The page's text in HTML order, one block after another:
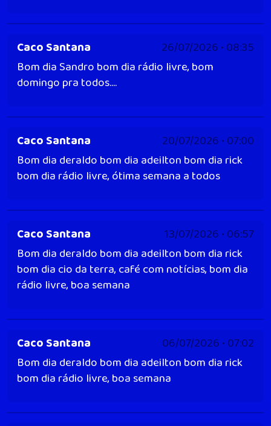
Caco Santana
26/07/2026 • 08:35
Bom dia Sandro bom dia rádio livre, bom
domingo pra todos....
Caco Santana
20/07/2026 • 07:00
Bom dia deraldo bom dia adeilton bom dia rick
bom dia rádio livre, ótima semana a todos
Caco Santana
13/07/2026 • 06:57
Bom dia deraldo bom dia adeilton bom dia rick
bom dia cio da terra, café com notícias, bom dia
rádio livre, boa semana
Caco Santana
06/07/2026 • 07:02
Bom dia deraldo bom dia adeilton bom dia rick
bom dia rádio livre, boa semana